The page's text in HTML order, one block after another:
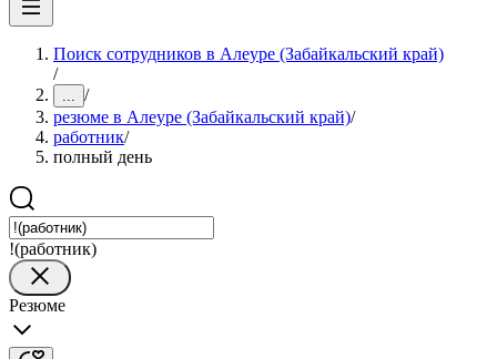
Поиск сотрудников в Алеуре (Забайкальский край)
/
... /
резюме в Алеуре (Забайкальский край)/
работник/
полный день
!(работник)
Резюме